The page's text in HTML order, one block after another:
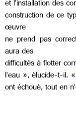
et l’installation des
construction de ce
œuvre
ne prend pas
aura des
difficultés à flotter
l’eau », élucide-t-il. «
ont échoué, tout en